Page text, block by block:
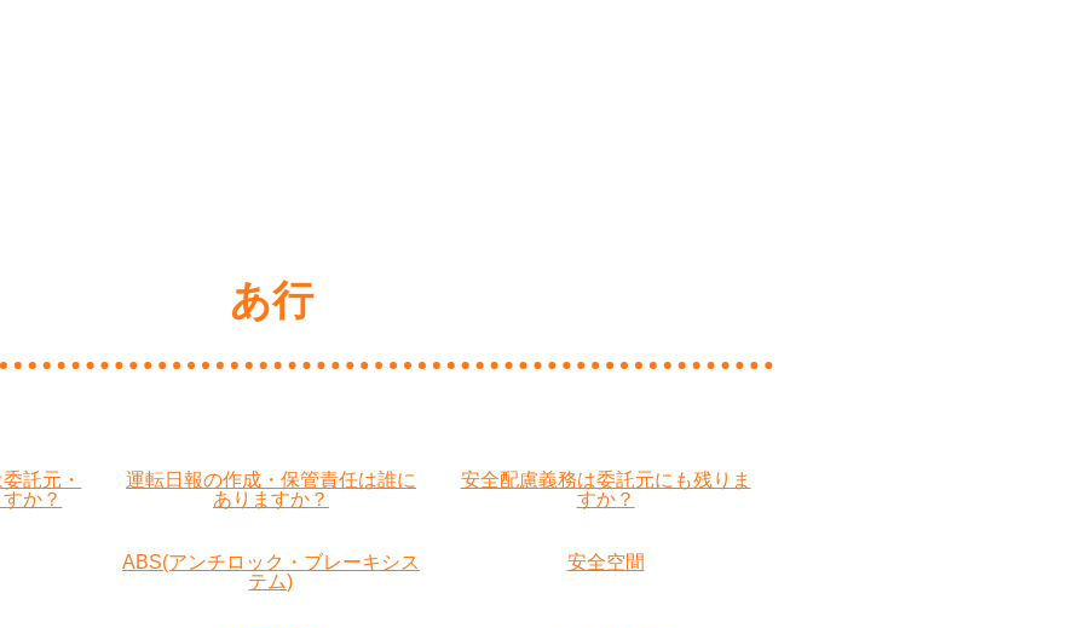
あ行
託元・
か？
運転日報の作成・保管責任は誰に
ありますか？
安全配慮義務は委託元にも残りま
すか？
ABS(アンチロック・ブレーキシス
テム)
安全空間